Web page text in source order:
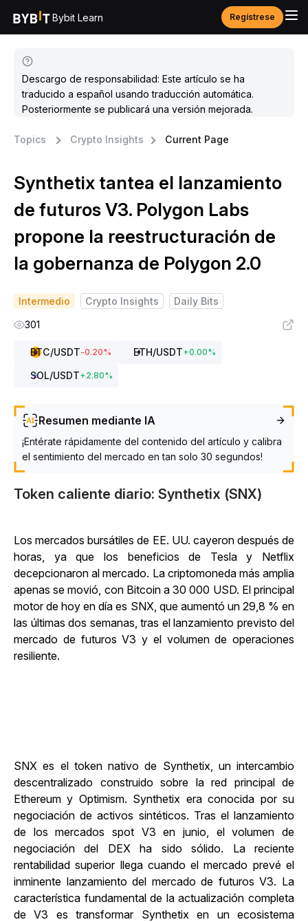
Bybit Learn Regístrese
Descargo de responsabilidad: Este artículo se ha
traducido a español usando traducción automática.
Posteriormente se publicará una versión mejorada.
Topics Crypto Insights Current Page
Synthetix tantea el lanzamiento
de futuros V3. Polygon Labs
propone la reestructuración de
la gobernanza de Polygon 2.0
Intermedio Crypto Insights
Daily Bits
301
BTC/USDT-0.20% ETH/USDT+0.00%
SOL/USDT+2.80%
Resumen mediante IA
¡Entérate rápidamente del contenido del artículo y calibra
el sentimiento del mercado en tan solo 30 segundos!
Token caliente diario: Synthetix (SNX)
Los mercados bursátiles de EE. UU. cayeron después de
horas, ya que los beneficios de Tesla y Netflix
decepcionaron al mercado. La criptomoneda más amplia
apenas se movió, con Bitcoin a 30 000 USD. El principal
motor de hoy en día es SNX, que aumentó un 29,8 % en
las últimas dos semanas, tras el lanzamiento previsto del
mercado de futuros V3 y el volumen de operaciones
resiliente.
SNX es el token nativo de Synthetix, un intercambio
descentralizado construido sobre la red principal de
Ethereum y Optimism. Synthetix era conocida por su
negociación de activos sintéticos. Tras el lanzamiento
de los mercados spot V3 en junio, el volumen de
negociación del DEX ha sido sólido. La reciente
rentabilidad superior llega cuando el mercado prevé el
inminente lanzamiento del mercado de futuros V3. La
característica fundamental de la actualización completa
de V3 es transformar Synthetix en un ecosistema